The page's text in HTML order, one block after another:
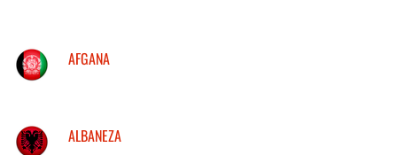
AFGANA
ALBANEZA